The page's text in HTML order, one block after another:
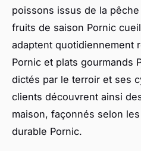
poissons issus de la
fruits de saison Pornic
adaptent quotidiennement
Pornic et plats gourmands
dictés par le terroir et ses
clients découvrent ainsi
maison, façonnés selon
durable Pornic.